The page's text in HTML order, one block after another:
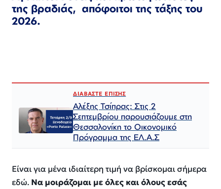
της βραδιάς, απόφοιτοι της τάξης του
2026.
ΔΙΑΒΑΣΤΕ ΕΠΙΣΗΣ
Αλέξης Τσίπρας: Στις 2
Σεπτεμβρίου παρουσιάζουμε στη
Θεσσαλονίκη το Οικονομικό
Πρόγραμμα της ΕΛ.Α.Σ
Είναι για μένα ιδιαίτερη τιμή να βρίσκομαι σήμερα
εδώ. Να μοιράζομαι με όλες και όλους εσάς